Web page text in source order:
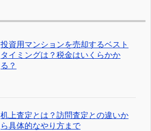
投資用マンションを売却するベスト
タイミングは？税金はいくらかか
る？
机上査定とは？訪問査定との違いか
ら具体的なやり方まで